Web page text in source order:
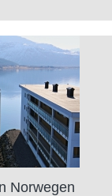
Norwegen